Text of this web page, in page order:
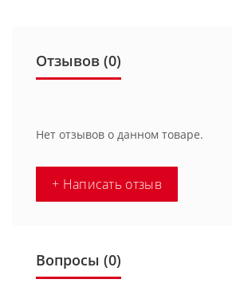
Отзывов (0)
Нет отзывов о данном товаре.
+ Написать отзыв
Вопросы (0)